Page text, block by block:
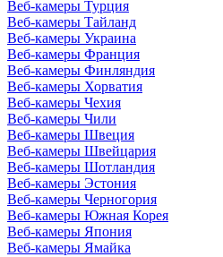
Веб-камеры Турция
Веб-камеры Тайланд
Веб-камеры Украина
Веб-камеры Франция
Веб-камеры Финляндия
Веб-камеры Хорватия
Веб-камеры Чехия
Веб-камеры Чили
Веб-камеры Швеция
Веб-камеры Швейцария
Веб-камеры Шотландия
Веб-камеры Эстония
Веб-камеры Черногория
Веб-камеры Южная Корея
Веб-камеры Япония
Веб-камеры Ямайка